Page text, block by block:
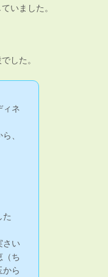
いました。
した。
ィネ
、
た
さい
（ち
から